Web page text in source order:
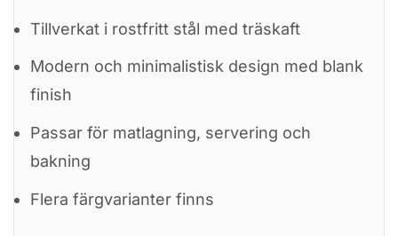
Tillverkat i rostfritt stål med träskaft
Modern och minimalistisk design med blank
finish
Passar för matlagning, servering och
bakning
Flera färgvarianter finns